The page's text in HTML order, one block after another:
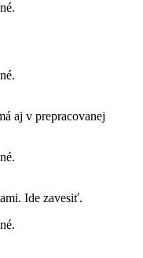
aj v prepracovanej
Ide zavesiť.